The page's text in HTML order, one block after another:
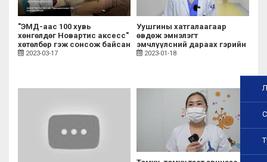
"ЭМД-аас 100 хувь
хөнгөлдөг Новартис аксесс"
хөтөлбөр гэж сонсож байсан
уу?2023-03-17
Уушгины хатгалаагаар
өвдөж эмнэлэгт
эмчлүүлсний дараах гэрийн
асаргаа
2023-01-18